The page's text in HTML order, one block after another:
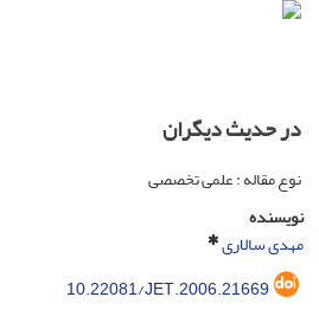
در حدیث دیگران
نوع مقاله : علمی تخصصی
نویسنده
مهدی سالاری
10.22081/JET.2006.21669